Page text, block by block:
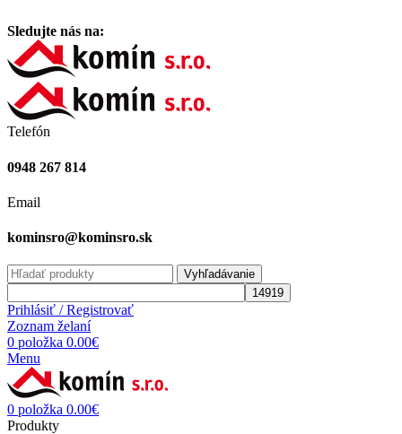
Sledujte nás na:
Telefón
0948 267 814
Email
kominsro@kominsro.sk
Vyhľadávanie
Prihlásiť / Registrovať
Zoznam želaní
0 položka 0.00€
Menu
0 položka 0.00€
Produkty